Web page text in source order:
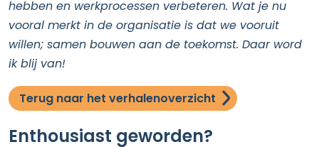
hebben en werkprocessen verbeteren. Wat je nu
vooral merkt in de organisatie is dat we vooruit
willen; samen bouwen aan de toekomst. Daar word
ik blij van!
Terug naar het verhalenoverzicht
Enthousiast geworden?